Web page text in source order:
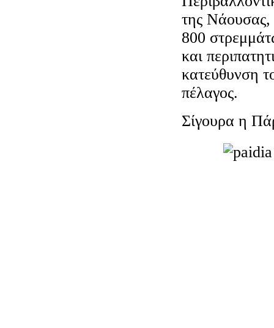
της Νάουσας,
800
και
κατεύθυνση
πέλαγος.
Σίγουρα η